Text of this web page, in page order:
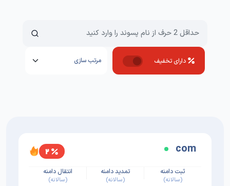
دارای تخفیف
۲ com
ثبت دامنه
(سالانه)
تمدید دامنه
(سالانه)
انتقال دامنه
(سالانه)